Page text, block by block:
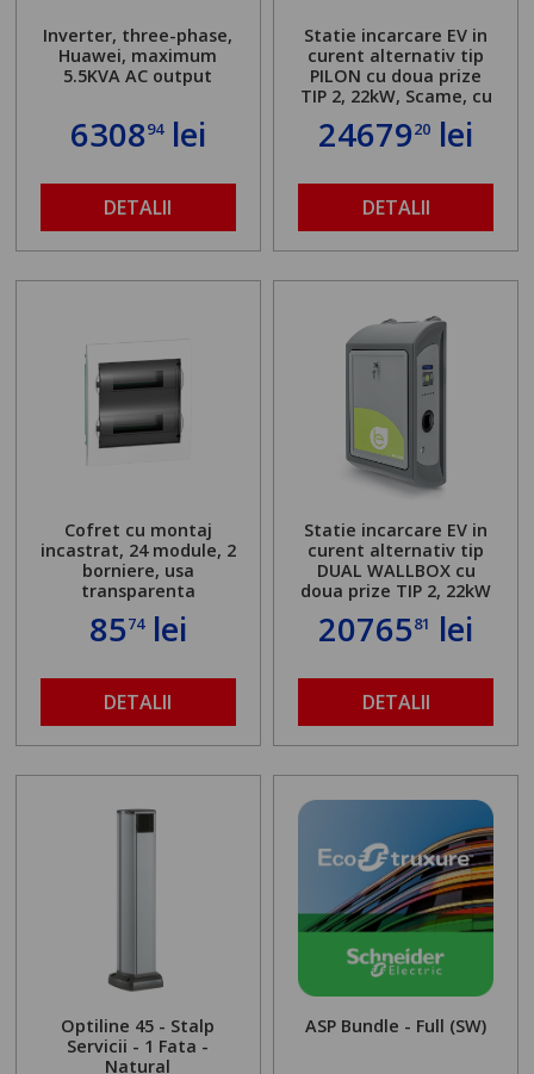
Inverter, three-phase,
Huawei, maximum
5.5KVA AC output
630894lei
DETALII
Statie incarcare EV in
curent alternativ tip
PILON cu doua prize
TIP 2, 22kW, Scame, cu
2467920 lei
DETALII
Cofret cu montaj
incastrat, 24 module, 2
borniere, usa
transparenta
8574lei
DETALII
Statie incarcare EV in
curent alternativ tip
DUAL WALLBOX cu
doua prize TIP 2, 22kW
2076581 lei
DETALII
Optiline 45 - Stalp
Servicii - 1 Fata -
Natural
ASP Bundle - Full (SW)